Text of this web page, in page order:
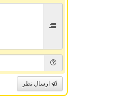
ارسال نظر